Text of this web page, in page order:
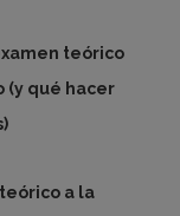
teórico
(y qué hacer
a la